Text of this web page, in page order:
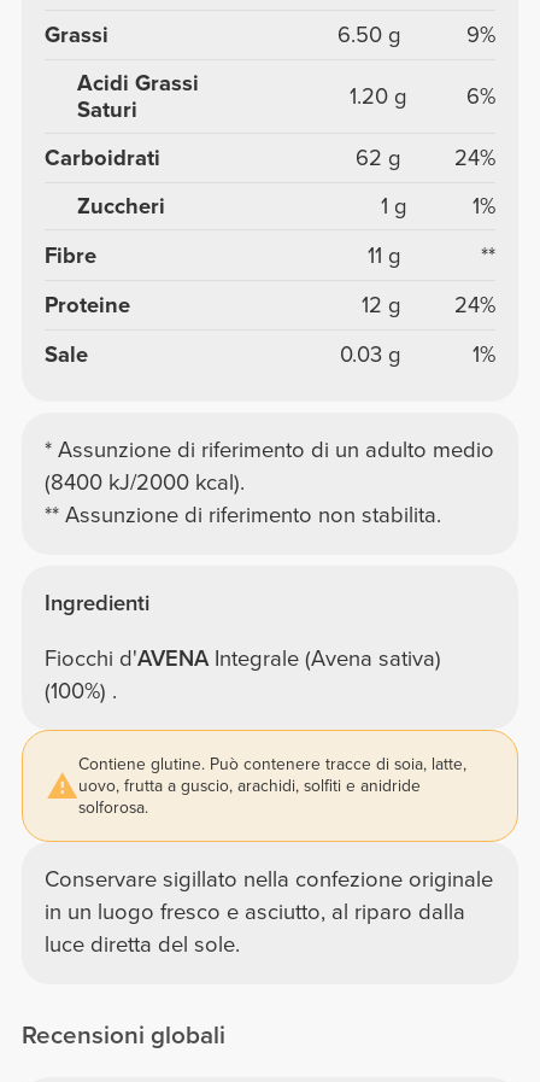
Grassi
6.50 g
9%
Acidi Grassi
Saturi
1.20 g 6%
Carboidrati 62 g
24%
Zuccheri
1 g
1%
Fibre
11 g
**
Proteine
12 g
24%
Sale
0.03 g 1%
* Assunzione di riferimento di un adulto medio
(8400 kJ/2000 kcal).
** Assunzione di riferimento non stabilita.
Ingredienti
Fiocchi d'AVENAIntegrale (Avena sativa)
(100%) .
Contiene glutine. Può contenere tracce di soia, latte,
uovo, frutta a guscio, arachidi, solfiti e anidride
solforosa.
Conservare sigillato nella confezione originale
in un luogo fresco e asciutto, al riparo dalla
luce diretta del sole.
Recensioni globali